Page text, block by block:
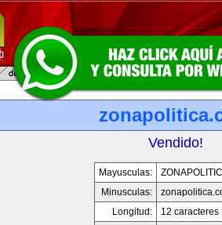
Vendido!
Mayusculas:
Minusculas:
Longitud:
12 caracteres